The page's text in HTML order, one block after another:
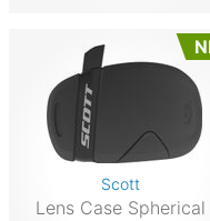
Scott
Lens Case Spherical